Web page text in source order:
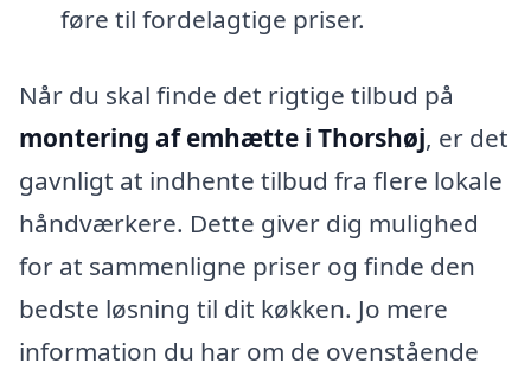
føre til fordelagtige priser.
Når du skal finde det rigtige tilbud på
montering af emhætte i Thorshøj, er det
gavnligt at indhente tilbud fra flere lokale
håndværkere. Dette giver dig mulighed
for at sammenligne priser og finde den
bedste løsning til dit køkken. Jo mere
information du har om de ovenstående